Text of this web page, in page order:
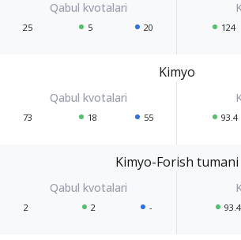
25 5 20 124
Kimyo
73 18 55 93.4
Kimyo-Forish tumani
2 2 - 93.4